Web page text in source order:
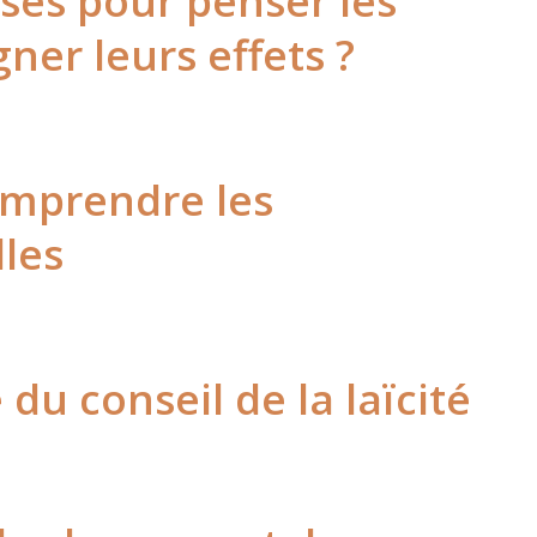
leurs effets ?
les
conseil de la laïcité